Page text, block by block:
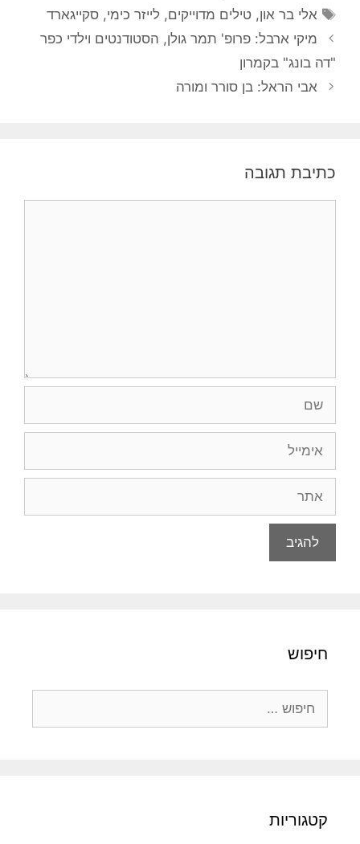
תגיות
אלי בר און,טילים מדוייקים, לייזר כימי,סקייגארד
מיקי ארבל: פרופ' תמר גולן, הסטודנטים וילדי כפר
"דה בונג" בקמרון
אבי הראל: בן סורר ומורה
כתיבת תגובה
חיפוש
קטגוריות